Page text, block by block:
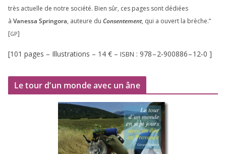
très actuelle de notre socié­té. Bien sûr, ces pages sont dédiées
à Vanessa Springora, auteure du Consentement, qui a ouvert la brèche.”
[GP]
[101 pages – Illustrations – 14 € – ISBN : 978–2‑900886–12‑0 ]
Le tour d’un monde avec un âne